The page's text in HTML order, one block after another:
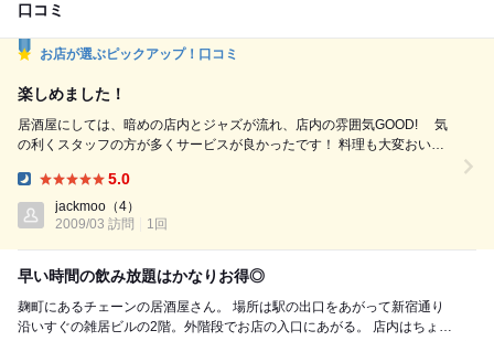
口コミ
お店が選ぶピックアップ！口コミ
楽しめました！
居酒屋にしては、暗めの店内とジャズが流れ、店内の雰囲気GOOD! 気
の利くスタッフの方が多くサービスが良かったです！ 料理も大変おいし
使用できました。 音楽、映画、旅が好きな店長さんが明るく気さくで、
楽しいお話をたくさんしてくれました。 来店時、ちょっと寒かったんで
すが、すぐにヒーターを持ってきてくれたりといたれりつ...
5.0
jackmoo （4）
2009/03 訪問
1回
早い時間の飲み放題はかなりお得◎
麹町にあるチェーンの居酒屋さん。 場所は駅の出口をあがって新宿通り
沿いすぐの雑居ビルの2階。外階段でお店の入口にあがる。 店内はちょっ